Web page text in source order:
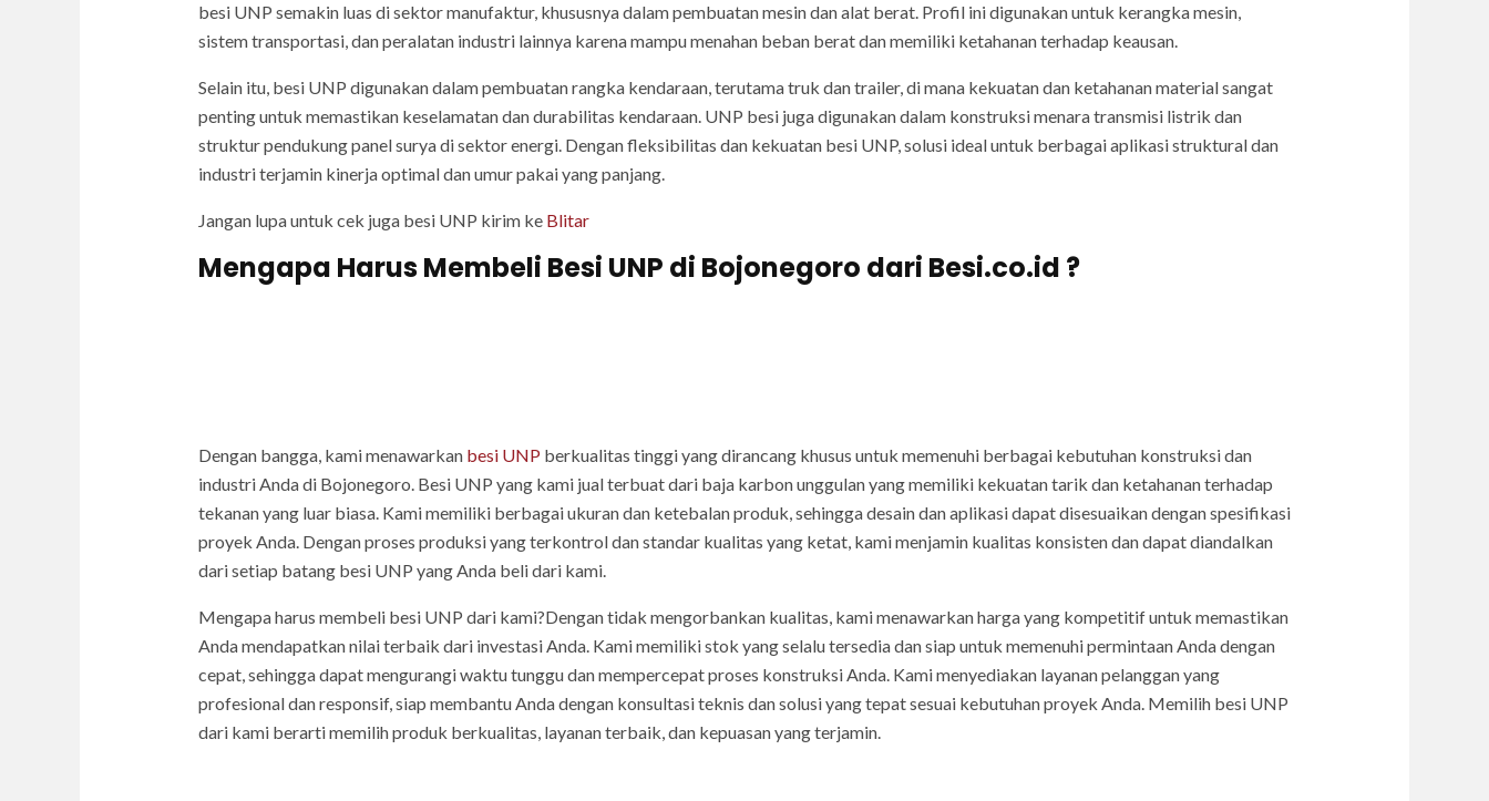
besi UNP semakin luas di sektor manufaktur, khususnya dalam pembuatan mesin dan alat berat. Profil ini digunakan untuk kerangka mesin,
sistem transportasi, dan peralatan industri lainnya karena mampu menahan beban berat dan memiliki ketahanan terhadap keausan.
Selain itu, besi UNP digunakan dalam pembuatan rangka kendaraan, terutama truk dan trailer, di mana kekuatan dan ketahanan material sangat
penting untuk memastikan keselamatan dan durabilitas kendaraan. UNP besi juga digunakan dalam konstruksi menara transmisi listrik dan
struktur pendukung panel surya di sektor energi. Dengan fleksibilitas dan kekuatan besi UNP, solusi ideal untuk berbagai aplikasi struktural dan
industri terjamin kinerja optimal dan umur pakai yang panjang.
Jangan lupa untuk cek juga besi UNP kirim ke Blitar
Mengapa Harus Membeli Besi UNP di Bojonegoro dari Besi.co.id ?
Dengan bangga, kami menawarkan besi UNP berkualitas tinggi yang dirancang khusus untuk memenuhi berbagai kebutuhan konstruksi dan
industri Anda di Bojonegoro. Besi UNP yang kami jual terbuat dari baja karbon unggulan yang memiliki kekuatan tarik dan ketahanan terhadap
tekanan yang luar biasa. Kami memiliki berbagai ukuran dan ketebalan produk, sehingga desain dan aplikasi dapat disesuaikan dengan spesifikasi
proyek Anda. Dengan proses produksi yang terkontrol dan standar kualitas yang ketat, kami menjamin kualitas konsisten dan dapat diandalkan
dari setiap batang besi UNP yang Anda beli dari kami.
Mengapa harus membeli besi UNP dari kami?Dengan tidak mengorbankan kualitas, kami menawarkan harga yang kompetitif untuk memastikan
Anda mendapatkan nilai terbaik dari investasi Anda. Kami memiliki stok yang selalu tersedia dan siap untuk memenuhi permintaan Anda dengan
cepat, sehingga dapat mengurangi waktu tunggu dan mempercepat proses konstruksi Anda. Kami menyediakan layanan pelanggan yang
profesional dan responsif, siap membantu Anda dengan konsultasi teknis dan solusi yang tepat sesuai kebutuhan proyek Anda. Memilih besi UNP
dari kami berarti memilih produk berkualitas, layanan terbaik, dan kepuasan yang terjamin.